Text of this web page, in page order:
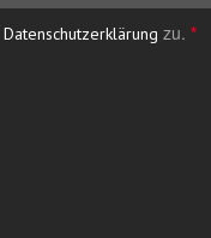
Datenschutzerklärung zu. *